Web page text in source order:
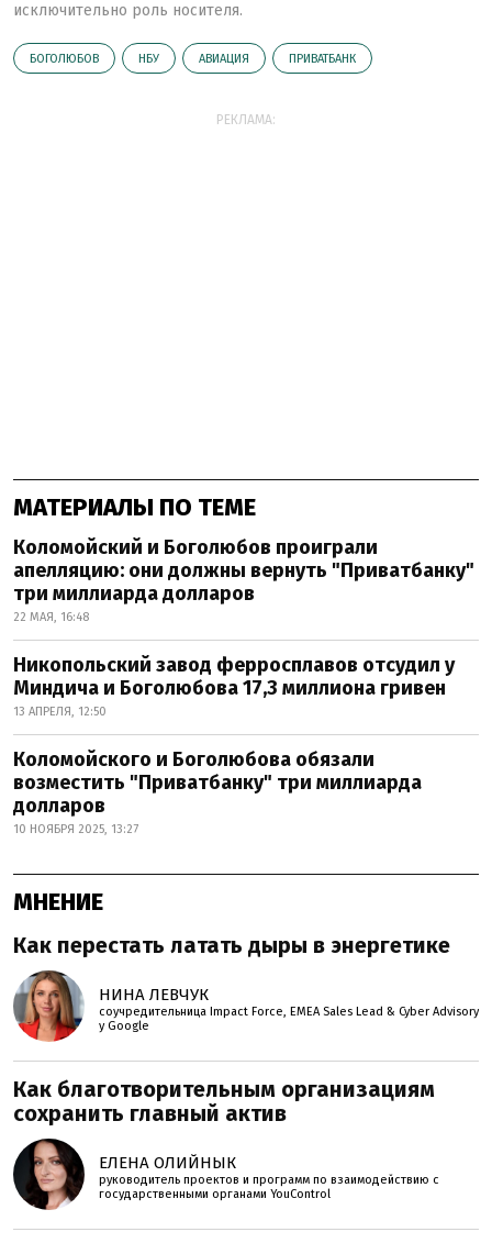
исключительно роль носителя.
БОГОЛЮБОВ НБУ АВИАЦИЯ ПРИВАТБАНК
РЕКЛАМА:
МАТЕРИАЛЫ ПО ТЕМЕ
Коломойский и Боголюбов проиграли
апелляцию: они должны вернуть "Приватбанку"
три миллиарда долларов
22 МАЯ, 16:48
Никопольский завод ферросплавов отсудил у
Миндича и Боголюбова 17,3 миллиона гривен
13 АПРЕЛЯ, 12:50
Коломойского и Боголюбова обязали
возместить "Приватбанку" три миллиарда
долларов
10 НОЯБРЯ 2025, 13:27
МНЕНИЕ
Как перестать латать дыры в энергетике
НИНА ЛЕВЧУК
соучредительница Impact Force, EMEA Sales Lead & Cyber Advisory
у Google
Как благотворительным организациям
сохранить главный актив
ЕЛЕНА ОЛИЙНЫК
руководитель проектов и программ по взаимодействию с
государственными органами YouControl